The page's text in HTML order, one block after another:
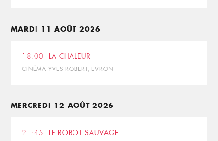
MARDI 11 AOÛT 2026
18:00 LA CHALEUR
CINÉMA YVES ROBERT, EVRON
MERCREDI 12 AOÛT 2026
21:45 LE ROBOT SAUVAGE